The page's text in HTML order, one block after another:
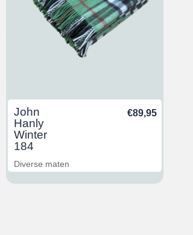
John
Hanly
Winter
184
€89,95
Diverse maten